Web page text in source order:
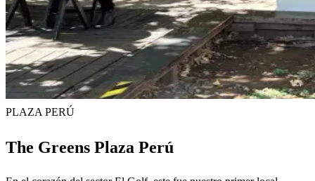
PLAZA PERÚ
The Greens Plaza Perú